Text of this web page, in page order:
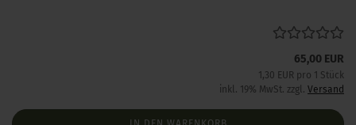
65,00 EUR
1,30 EUR pro 1 Stück
inkl. 19% MwSt. zzgl. Versand